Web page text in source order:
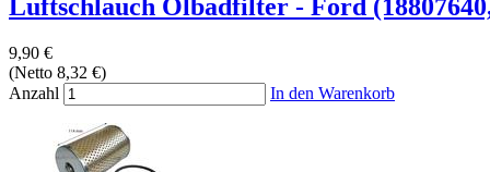
Luftschlauch Ölbadfilter - Ford
9,90 €
(Netto 8,32 €)
Anzahl
In den Warenkorb